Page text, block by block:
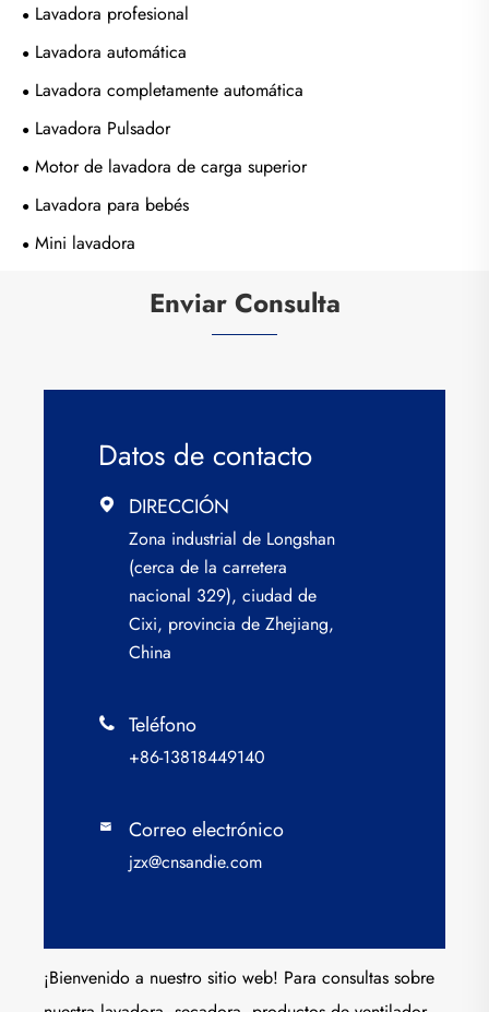
Lavadora profesional
Lavadora automática
Lavadora completamente automática
Lavadora Pulsador
Motor de lavadora de carga superior
Lavadora para bebés
Mini lavadora
Enviar Consulta
Datos de contacto
 DIRECCIÓN
Zona industrial de Longshan
(cerca de la carretera
nacional 329), ciudad de
Cixi, provincia de Zhejiang,
China
 Teléfono
+86-13818449140
 Correo electrónico
jzx@cnsandie.com
¡Bienvenido a nuestro sitio web! Para consultas sobre